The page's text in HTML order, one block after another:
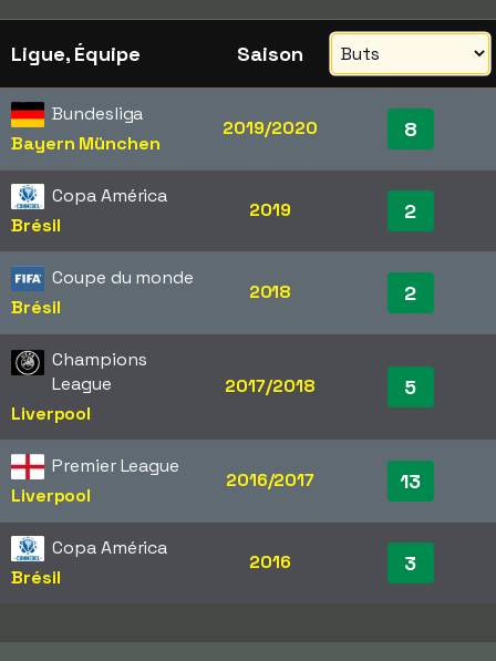
Ligue, Équipe Saison
Bundesliga
Bayern München
2019/2020 8
Copa América
Brésil
2019 2
Coupe du monde
Brésil
2018 2
Champions
League
Liverpool
2017/2018 5
Premier League
Liverpool
2016/2017 13
Copa América
Brésil
2016 3